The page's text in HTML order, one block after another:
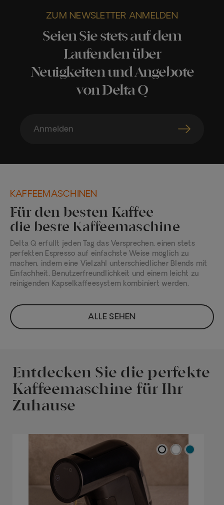
ZUM NEWSLETTER ANMELDEN
Seien Sie stets auf dem
Laufenden über
Neuigkeiten und Angebote
von Delta Q
Anmelden
KAFFEEMASCHINEN
Für den besten Kaffee
die beste Kaffeemaschine
Delta Q erfüllt jeden Tag das Versprechen, einen stets
perfekten Espresso auf einfachste Weise möglich zu
machen, indem eine Vielzahl unterschiedlicher Blends mit
Einfachheit, Benutzerfreundlichkeit und einem leicht zu
reinigenden Kapselkaffeesystem kombiniert werden.
ALLE SEHEN
Entdecken Sie die perfekte
Kaffeemaschine für Ihr
Zuhause